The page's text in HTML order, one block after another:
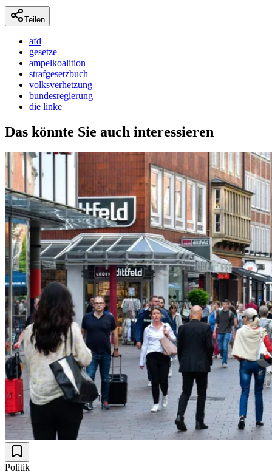
Teilen
afd
gesetze
ampelkoalition
strafgesetzbuch
volksverhetzung
bundesregierung
die linke
Das könnte Sie auch interessieren
Politik